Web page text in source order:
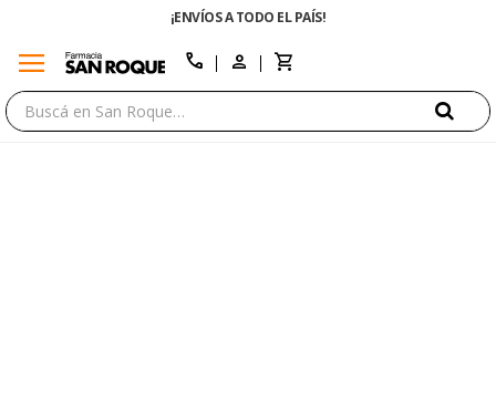
¡ENVÍOS A TODO EL PAÍS!
menu call
close